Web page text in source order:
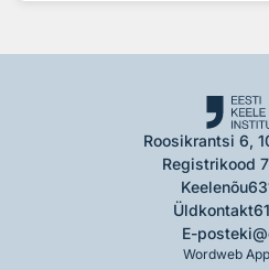
Roosikrantsi 6,
Registrikood
Keelenõu
Üldkontakt
E-post
Wordweb